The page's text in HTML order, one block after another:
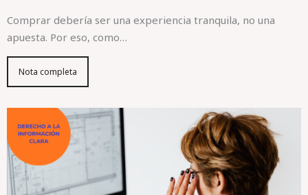
Comprar debería ser una experiencia tranquila, no una
apuesta. Por eso, como…
Nota completa